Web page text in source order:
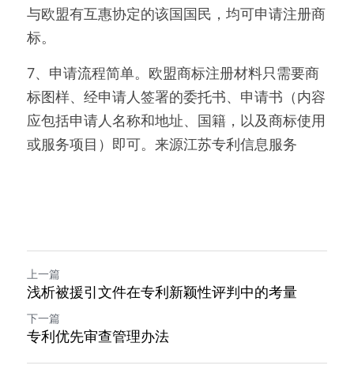
与欧盟有互惠协定的该国国民，均可申请注册商
标。
7、申请流程简单。欧盟商标注册材料只需要商
标图样、经申请人签署的委托书、申请书（内容
应包括申请人名称和地址、国籍，以及商标使用
或服务项目）即可。来源江苏专利信息服务
上一篇
浅析被援引文件在专利新颖性评判中的考量
下一篇
专利优先审查管理办法